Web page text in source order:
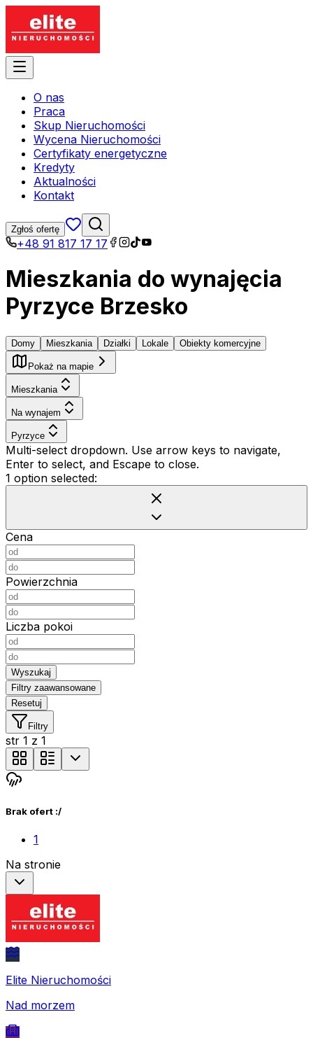
O nas
Praca
Skup Nieruchomości
Wycena Nieruchomości
Certyfikaty energetyczne
Kredyty
Aktualności
Kontakt
Zgłoś ofertę
+48 91 817 17 17
Mieszkania do wynajęcia
Pyrzyce Brzesko
Domy Mieszkania Działki Lokale Obiekty komercyjne
Pokaż na mapie
Mieszkania
Na wynajem
Pyrzyce
Multi-select dropdown. Use arrow keys to navigate,
Enter to select, and Escape to close.
1 option selected:
Cena
Powierzchnia
Liczba pokoi
Wyszukaj
Filtry zaawansowane
Resetuj
Filtry
str 1 z 1
Brak ofert :/
1
Na stronie
Elite Nieruchomości
Nad morzem